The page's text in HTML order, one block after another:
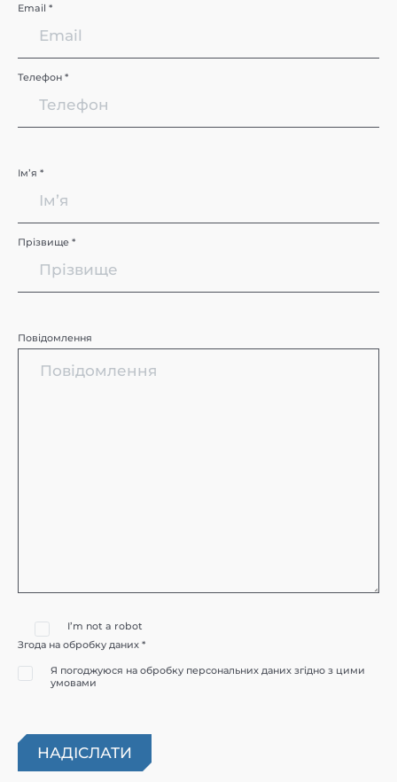
Email *
Телефон *
Імʼя *
Прізвище *
Повідомлення
I’m not a robot
Згода на обробку даних *
Я погоджуюся на обробку персональних даних згідно з цими
умовами